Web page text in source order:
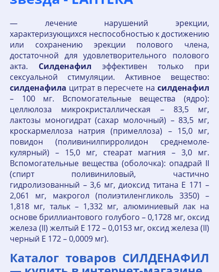
— лечение нарушений эрекции,
характеризующихся неспособностью к достижению
или сохранению эрекции полового члена,
достаточной для удовлетворительного полового
акта. Силденафил эффективен только при
сексуальной стимуляции. Активное вещество:
силденафила цитрат в пересчете на силденафил
– 100 мг. Вспомогательные вещества (ядро):
целлюлоза микрокристаллическая – 83,5 мг,
лактозы моногидрат (сахар молочный) – 83,5 мг,
кроскармеллоза натрия (примеллоза) – 15,0 мг,
повидон (поливинилпирролидон среднемоле-
кулярный) – 15,0 мг, стеарат магния – 3,0 мг.
Вспомогательные вещества (оболочка): опадрай II
(спирт поливиниловый, частично
гидролизованный – 3,6 мг, диоксид титана Е 171 –
2,061 мг, макрогол (полиэтиленгликоль 3350) –
1,818 мг, тальк – 1,332 мг, алюминиевый лак на
основе бриллиантового голубого – 0,1728 мг, оксид
железа (II) желтый Е 172 – 0,0153 мг, оксид железа (II)
черный Е 172 – 0,0009 мг).
Каталог товаров СИЛДЕНАФИЛ